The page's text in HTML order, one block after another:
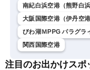
南紀白浜空港（熊野白
大阪国際空港（伊丹空港
びわ湖ＭPPG パラグラ
関西国際空港
注目のお出かけスポ